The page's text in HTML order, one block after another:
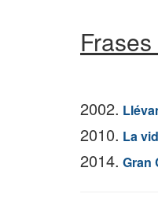
2002.
2010. La
2014. Gran